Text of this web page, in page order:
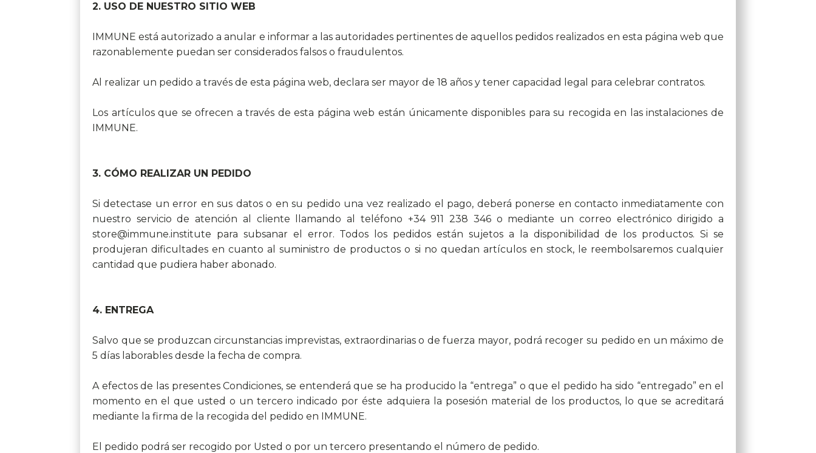
2. USO DE NUESTRO SITIO WEB
IMMUNE está autorizado a anular e informar a las autoridades pertinentes de aquellos pedidos realizados en esta página web que
razonablemente puedan ser considerados falsos o fraudulentos.
Al realizar un pedido a través de esta página web, declara ser mayor de 18 años y tener capacidad legal para celebrar contratos.
Los artículos que se ofrecen a través de esta página web están únicamente disponibles para su recogida en las instalaciones de
IMMUNE.
3. CÓMO REALIZAR UN PEDIDO
Si detectase un error en sus datos o en su pedido una vez realizado el pago, deberá ponerse en contacto inmediatamente con
nuestro servicio de atención al cliente llamando al teléfono +34 911 238 346 o mediante un correo electrónico dirigido a
store@immune.institute para subsanar el error. Todos los pedidos están sujetos a la disponibilidad de los productos. Si se
produjeran dificultades en cuanto al suministro de productos o si no quedan artículos en stock, le reembolsaremos cualquier
cantidad que pudiera haber abonado.
4. ENTREGA
Salvo que se produzcan circunstancias imprevistas, extraordinarias o de fuerza mayor, podrá recoger su pedido en un máximo de
5 días laborables desde la fecha de compra.
A efectos de las presentes Condiciones, se entenderá que se ha producido la “entrega” o que el pedido ha sido “entregado” en el
momento en el que usted o un tercero indicado por éste adquiera la posesión material de los productos, lo que se acreditará
mediante la firma de la recogida del pedido en IMMUNE.
El pedido podrá ser recogido por Usted o por un tercero presentando el número de pedido.